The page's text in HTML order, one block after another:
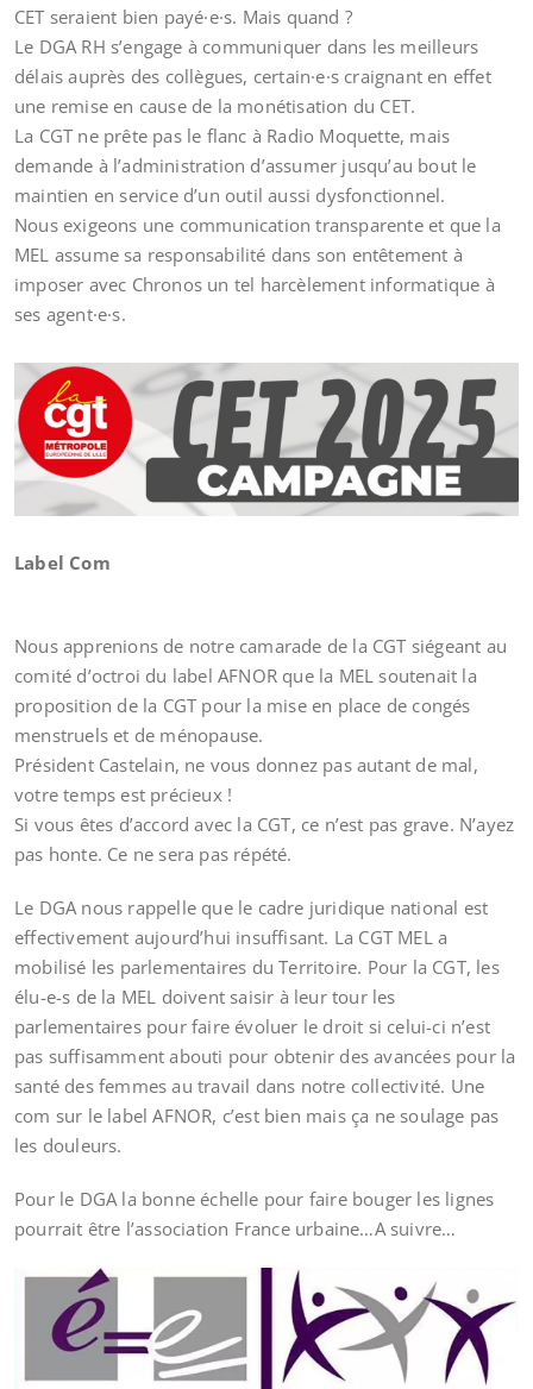
CET seraient bien payé·e·s. Mais quand ?
Le DGA RH s’engage à communiquer dans les meilleurs
délais auprès des collègues, certain·e·s craignant en effet
une remise en cause de la monétisation du CET.
La CGT ne prête pas le flanc à Radio Moquette, mais
demande à l’administration d’assumer jusqu’au bout le
maintien en service d’un outil aussi dysfonctionnel.
Nous exigeons une communication transparente et que la
MEL assume sa responsabilité dans son entêtement à
imposer avec Chronos un tel harcèlement informatique à
ses agent·e·s.
Label Com
Nous apprenions de notre camarade de la CGT siégeant au
comité d’octroi du label AFNOR que la MEL soutenait la
proposition de la CGT pour la mise en place de congés
menstruels et de ménopause.
Président Castelain, ne vous donnez pas autant de mal,
votre temps est précieux !
Si vous êtes d’accord avec la CGT, ce n’est pas grave. N’ayez
pas honte. Ce ne sera pas répété.
Le DGA nous rappelle que le cadre juridique national est
effectivement aujourd’hui insuffisant. La CGT MEL a
mobilisé les parlementaires du Territoire. Pour la CGT, les
élu-e-s de la MEL doivent saisir à leur tour les
parlementaires pour faire évoluer le droit si celui-ci n’est
pas suffisamment abouti pour obtenir des avancées pour la
santé des femmes au travail dans notre collectivité. Une
com sur le label AFNOR, c’est bien mais ça ne soulage pas
les douleurs.
Pour le DGA la bonne échelle pour faire bouger les lignes
pourrait être l’association France urbaine…A suivre…